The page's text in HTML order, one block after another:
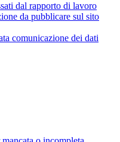
dal rapporto di lavoro
da pubblicare sul sito
comunicazione dei dati